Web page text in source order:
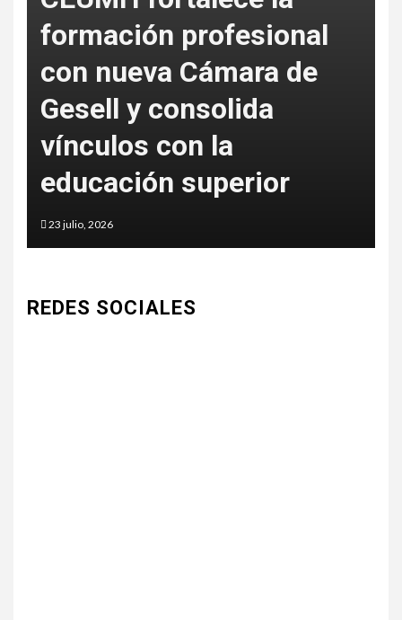
La nueva batalla del
SEO: ser la fuente que
cita la inteligencia
artificial de Google
5 junio, 2026
REDES SOCIALES